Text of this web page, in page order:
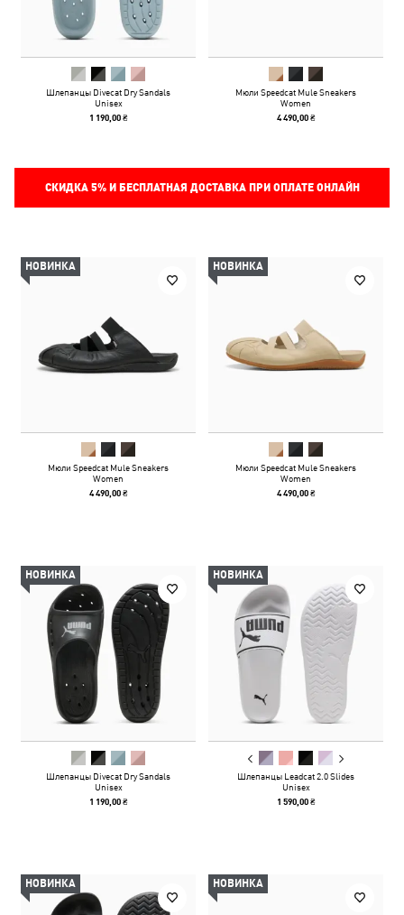
Шлепанцы Divecat Dry Sandals
Unisex
1 190,00 ₴
Мюли Speedcat Mule Sneakers
Women
4 490,00 ₴
СКИДКА 5%И БЕСПЛАТНАЯ ДОСТАВКА ПРИ ОПЛАТЕ ОНЛАЙН
НОВИНКА
Мюли Speedcat Mule Sneakers
Women
4 490,00 ₴
НОВИНКА
Мюли Speedcat Mule Sneakers
Women
4 490,00 ₴
НОВИНКА
Шлепанцы Divecat Dry Sandals
Unisex
1 190,00 ₴
НОВИНКА
Шлепанцы Leadcat 2.0 Slides
Unisex
1 590,00 ₴
НОВИНКА НОВИНКА